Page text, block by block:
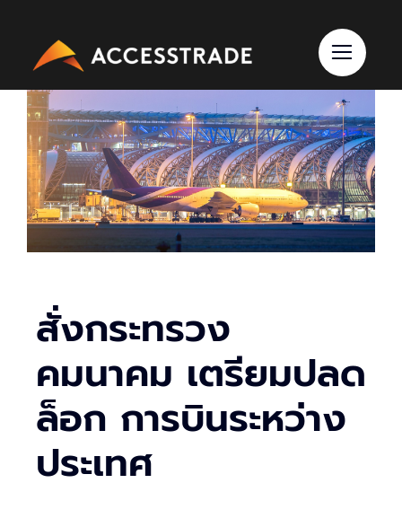
content
สั่งกระทรวง
คมนาคม เตรียมปลด
ล็อก การบินระหว่าง
ประเทศ